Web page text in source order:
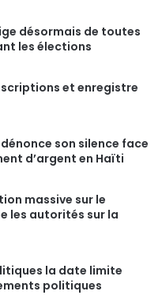
désormais de toutes
les élections
et enregistre
dénonce son silence face
d’argent en Haïti
massive sur le
les autorités sur la
la date limite
politiques